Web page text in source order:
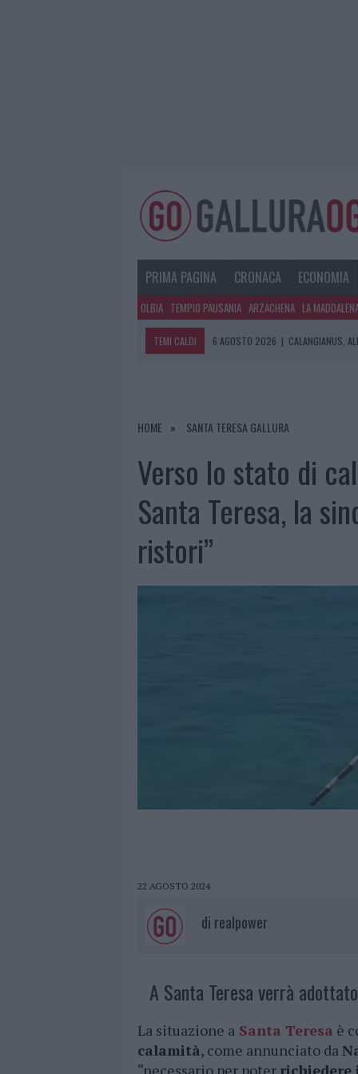
PRIMA PAGINA CRONACA ECONOMIA
OLBIA TEMPIO PAUSANIA ARZACHENA LA
TEMI CALDI 6 AGOSTO 2026 | CALANGIANUS,
PER I TRATTAMENTI LASER NON INVASIVI
6 AGOSTO 2026 | ANDREA MURA CONQUISTA
HOME SANTA TERESA GALLURA
Verso lo stato di
Santa Teresa, la
ristori”
22 AGOSTO 2024
di realpower
A Santa Teresa verrà
La situazione a Santa Teresa è
calamità, come annunciato da